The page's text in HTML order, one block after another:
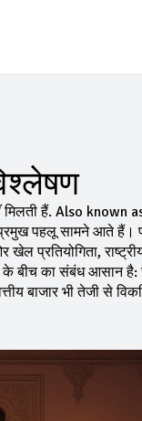
हैं. Also known
पहलू सामने आते हैं।
खेल प्रतियोगिता,
के बीच का संबंध आसान है:
बाजार भी तेजी से